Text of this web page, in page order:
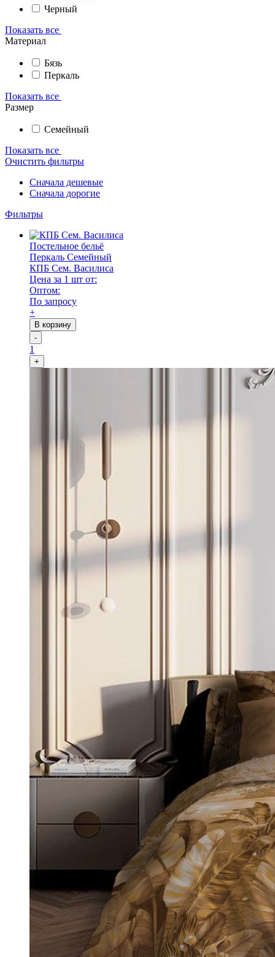
Черный
Показать все
Материал
Бязь
Перкаль
Показать все
Размер
Семейный
Показать все
Очистить фильтры
Сначала дешевые
Сначала дорогие
Фильтры
Постельное бельё
Перкаль Семейный
КПБ Сем. Василиса
Цена за 1 шт от:
Оптом:
По запросу
+
В корзину
-
1
+